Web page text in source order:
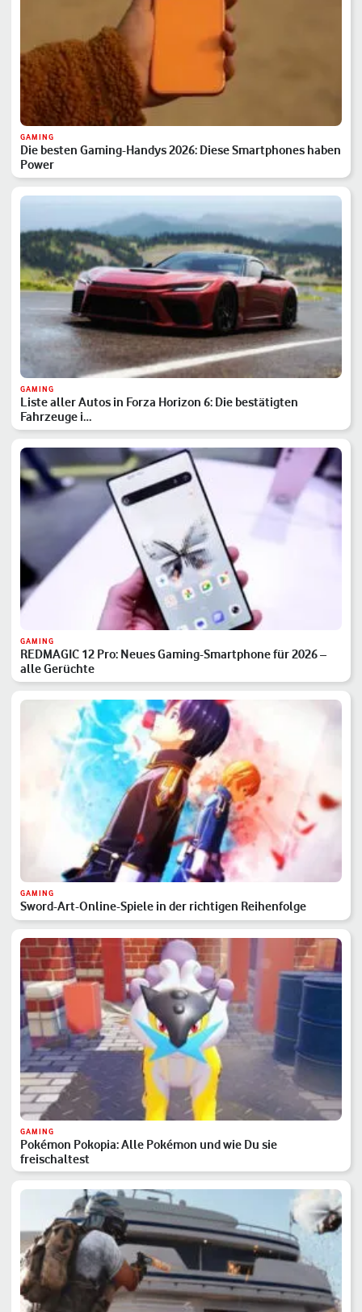
GAMING
Die besten Gaming-Handys 2026: Diese Smartphones haben
Power
GAMING
Liste aller Autos in Forza Horizon 6: Die bestätigten
Fahrzeuge i…
GAMING
REDMAGIC 12 Pro: Neues Gaming-Smartphone für 2026 –
alle Gerüchte
GAMING
Sword-Art-Online-Spiele in der richtigen Reihenfolge
GAMING
Pokémon Pokopia: Alle Pokémon und wie Du sie
freischaltest